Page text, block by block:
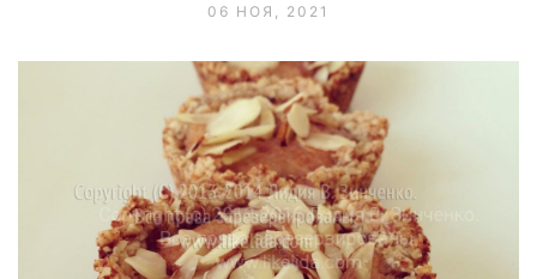
06 НОЯ, 2021